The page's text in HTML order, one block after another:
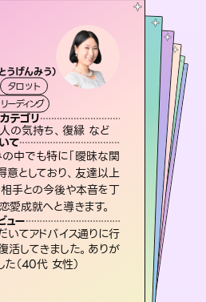
うげんみう）
タロット
ーディング
テゴリ
の気持ち、復縁 など
て
中でも特に「曖昧な関
意としており、友達以上
手との今後や本音を丁
愛成就へと導きます。
ュー
いてアドバイス通りに行
活してきました。ありが
た（40代 女性）
いぼう）
ーラ 透視
ル・リーディング
談カテゴリ
の人の気持ち、復縁 など
ついて
上の歴史を持つ東洋最古の
」で詳細まで占い、幸せへ向
示します。厳しい結果にも具
をお伝えします。
レビュー
もしっかり聞いて鑑定して
した。気持ちが楽になりまし
性）
リス -iris-
占星術 タロット
ーン
な相談カテゴリ
合、片想い、二人の未来 など
師について
恋愛、不倫の行方、同性愛や片
仕事関係や借金問題まで知りた
や心の負担になっていることを
、背中をそっと押して導きます。
ザーレビュー
あり、言い切ってくれる所や濁
鑑定のおかげで、毎回自分の気
えられます（30代 男性）
おう 霊感オラクル
霊視・オーラ
オラクルカード
得意な相談カテゴリ
恋愛総合、あの人の気持ち など
占い師について
ルカードを使って「今」と「未来」そして「気になるあの人の気持ち」まで丁寧に読み解き、恋や人生のヒントを優しく引き出します。
ユーザーレビュー
な気持ちが嘘みたいに晴れまし
！よく視えていらっしゃるんだなと
ました（40代 女性）
セラピスト理恵
霊視・オーラ
スピリチュアル・リーディング
得意な相談カテゴリ
片想い、二人の未来、年の差 など
占い師について
連絡再開、復縁、成就などの報告実績
多数。セラピストとして2万超の施術経
験があるからこそできる鑑定で、より良
い未来をサポートします。
ユーザーレビュー
とても心温まる鑑定でした。しかもこち
らは何も言っていないのに視えていらっ
しゃるんだなと驚きです（30代女性）
未来視師＊花
霊視・オーラ 心理学
スピリチュアル・リーディング
得意な相談カテゴリ
出逢い、片想い、復縁 など
占い師について
未来には何パターンもの選択肢があり
ます。不安で視えにくくなっているあな
たの素敵な未来を見つけ、その未来を
選択できるようアドバイスします。
ユーザーレビュー
職場の人の性質や人間関係、本心など
本当によく視えていてびっくり。対策が
打てて前向きになれます（40代）